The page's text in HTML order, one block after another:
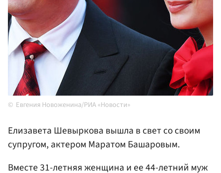
Евгения Новоженина/РИА «Новости»
Елизавета Шевыркова вышла в свет со своим
супругом, актером Маратом Башаровым.
Вместе 31-летняя женщина и ее 44-летний муж